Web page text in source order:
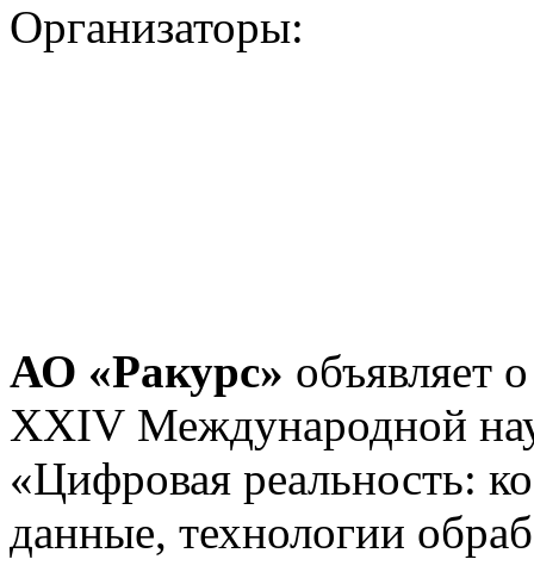
Организаторы:
АО «Ракурс» объявляет
XXIV Международной
«Цифровая реальность:
данные, технологии